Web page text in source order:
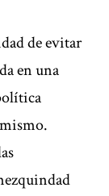
de evitar
en una